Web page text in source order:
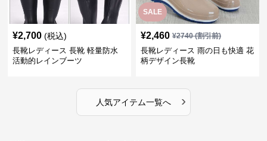
¥2,700 (税込)
長靴レディース 長靴 軽量防水
活動的レインブーツ
SALE
¥2,460 ¥2740(割引前)
長靴レディース 雨の日も快適 花
柄デザイン長靴
人気アイテム一覧へ ›